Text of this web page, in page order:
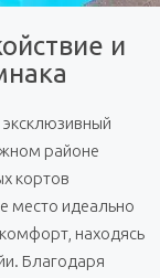
и
эксклюзивный
районе
кортов
место идеально
находясь
Благодаря